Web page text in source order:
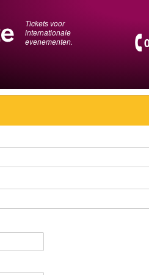
Tickets voor
internationale
evenementen.